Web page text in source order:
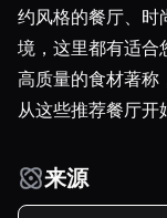
约风格的餐厅、时
境，这里都有适合
高质量的食材著称
从这些推荐餐厅开
来源